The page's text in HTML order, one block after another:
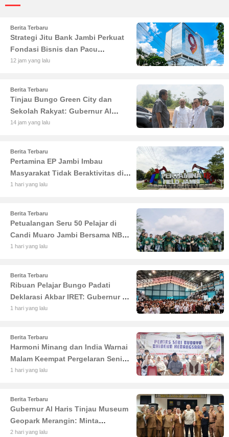
Berita Terbaru
Strategi Jitu Bank Jambi Perkuat
Fondasi Bisnis dan Pacu
Pertumbuhan Ekonomi Jambi
12 jam yang lalu
Berita Terbaru
Tinjau Bungo Green City dan
Sekolah Rakyat: Gubernur Al
Haris Tekankan Sinergi
14 jam yang lalu
Berita Terbaru
Pertamina EP Jambi Imbau
Masyarakat Tidak Beraktivitas di
Atas Jalur Pipa Migas Demi
1 hari yang lalu
Berita Terbaru
Petualangan Seru 50 Pelajar di
Candi Muaro Jambi Bersama NBT
Coal Group
1 hari yang lalu
Berita Terbaru
Ribuan Pelajar Bungo Padati
Deklarasi Akbar IRET: Gubernur Al
Haris Sentil Bahaya Judi Online
1 hari yang lalu
Berita Terbaru
Harmoni Minang dan India Warnai
Malam Keempat Pergelaran Seni
Budaya di Alun-Alun Kuala
1 hari yang lalu
Berita Terbaru
Gubernur Al Haris Tinjau Museum
Geopark Merangin: Minta
Pengelola Genjot Inovasi dan
2 hari yang lalu